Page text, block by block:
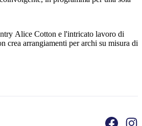
Alice Cotton e l'intricato lavoro di
crea arrangiamenti per archi su misura di